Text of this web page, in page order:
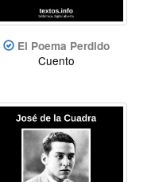
El Poema Perdido
Cuento